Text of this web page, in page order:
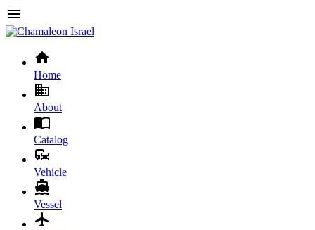
Home
About
Catalog
Vehicle
Vessel